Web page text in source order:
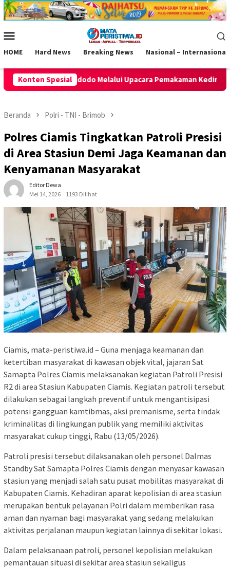
Loncat
ke
Mobile
HOME Hard News Breaking News Nasional – Internasional
Konten Spesial
Pemakaman Kedinasan Polsek Rajadesa
Beranda Polri - TNI - Brimob
Polres Ciamis Tingkatkan Patroli Presisi
di Area Stasiun Demi Jaga Keamanan dan
Kenyamanan Masyarakat
Editor Dewa
Mei 14, 2026
1193 Dilihat
Ciamis, mata-peristiwa.id – Guna menjaga keamanan dan
ketertiban masyarakat di kawasan objek vital, jajaran Sat
Samapta Polres Ciamis melaksanakan kegiatan Patroli Presisi
R2 di area Stasiun Kabupaten Ciamis. Kegiatan patroli tersebut
dilakukan sebagai langkah preventif untuk mengantisipasi
potensi gangguan kamtibmas, aksi premanisme, serta tindak
kriminalitas di lingkungan publik yang memiliki aktivitas
masyarakat cukup tinggi, Rabu (13/05/2026).
Patroli presisi tersebut dilaksanakan oleh personel Dalmas
Standby Sat Samapta Polres Ciamis dengan menyasar kawasan
stasiun yang menjadi salah satu pusat mobilitas masyarakat di
Kabupaten Ciamis. Kehadiran aparat kepolisian di area stasiun
merupakan bentuk pelayanan Polri dalam memberikan rasa
aman dan nyaman bagi masyarakat yang sedang melakukan
aktivitas perjalanan maupun kegiatan lainnya di sekitar lokasi.
Dalam pelaksanaan patroli, personel kepolisian melakukan
pemantauan situasi di sekitar area stasiun sekaligus